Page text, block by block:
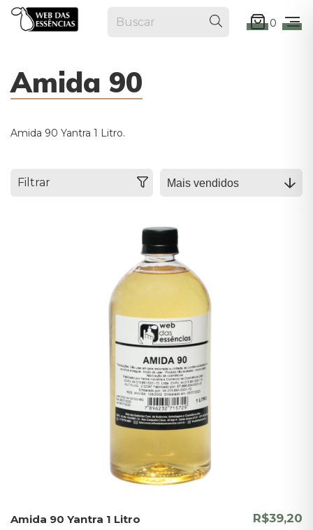
0
Amida 90
Amida 90 Yantra 1 Litro.
Filtrar
Amida 90 Yantra 1 Litro R$39,20